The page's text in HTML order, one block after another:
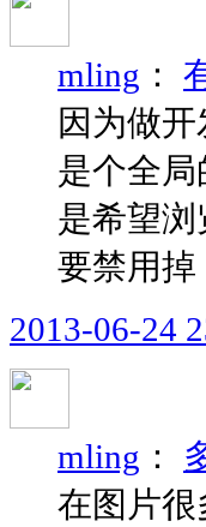
mling ：
因为做
是个全
是希望
要禁用掉
2013-06-24
mling ：
在图片